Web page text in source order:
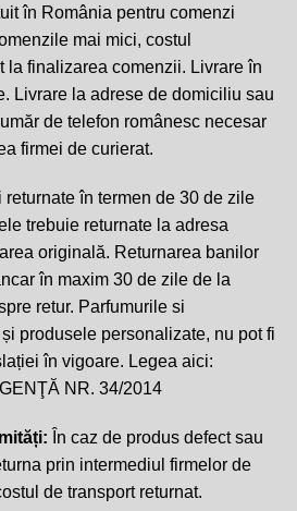
în România pentru comenzi
mai mici, costul
la finalizarea comenzii. Livrare în
Livrare la adrese de domiciliu sau
de telefon românesc necesar
firmei de curierat.
returnate în termen de 30 de zile
trebuie returnate la adresa
originală. Returnarea banilor
în maxim 30 de zile de la
retur. Parfumurile si
produsele personalizate, nu pot fi
în vigoare. Legea aici:
NR. 34/2014
În caz de produs defect sau
prin intermediul firmelor de
de transport returnat.